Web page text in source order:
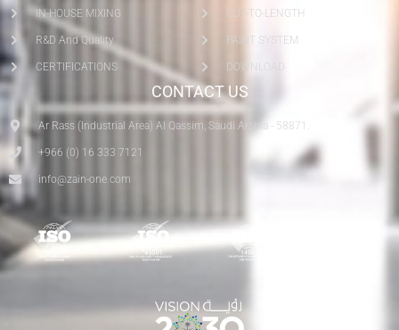
IN-HOUSE MIXING
R&D And Quality
CERTIFICATIONS
CUT-TO-LENGTH
PAINT SYSTEM
DOWNLOAD
CONTACT US
Ar Rass (Industrial Area) Al Qassim, Saudi Arabia - 58871.
+966 (0) 16 333 7121
info@zain-one.com